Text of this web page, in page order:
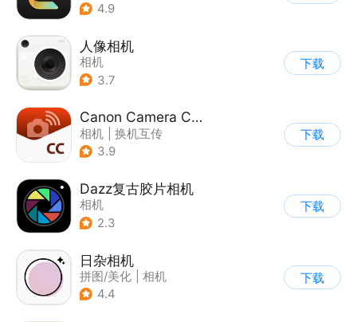
4.9
人像相机
相机
3.7
下载
Canon Camera Connect
相机
换机互传
3.9
下载
Dazz复古胶片相机
相机
2.3
下载
日杂相机
拼图/美化
相机
| 图片美化
4.4
下载